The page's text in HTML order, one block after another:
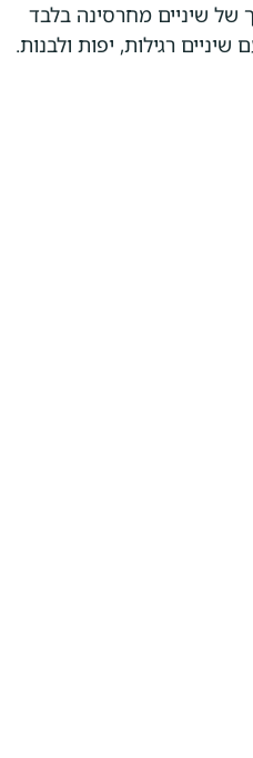
של שיניים מחרסינה בלבד
רגילות, יפות ולבנות.